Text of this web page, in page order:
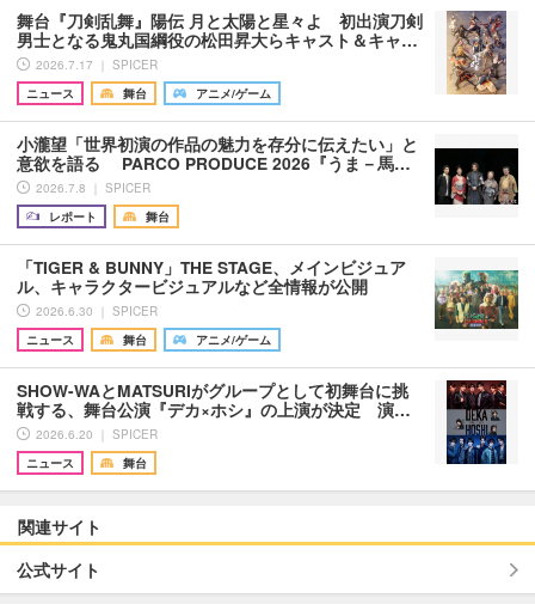
舞台『刀剣乱舞』陽伝 月と太陽と星々よ 初出演刀剣
男士となる鬼丸国綱役の松田昇大らキャスト＆キャ…
2026.7.17 ｜ SPICER
ニュース
舞台 アニメ/ゲーム
小瀧望「世界初演の作品の魅力を存分に伝えたい」と
意欲を語る PARCO PRODUCE 2026『うま－馬…
2026.7.8 ｜ SPICER
レポート
舞台
「TIGER & BUNNY」THE STAGE、メインビジュア
ル、キャラクタービジュアルなど全情報が公開
2026.6.30 ｜ SPICER
ニュース
舞台 アニメ/ゲーム
SHOW-WAとMATSURIがグループとして初舞台に挑
戦する、舞台公演『デカ×ホシ』の上演が決定 演…
2026.6.20 ｜ SPICER
ニュース
舞台
関連サイト
公式サイト